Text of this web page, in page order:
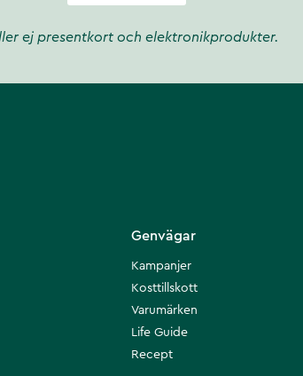
ej presentkort och elektronikprodukter.
Genvägar
Kampanjer
Kosttillskott
Varumärken
Life Guide
Recept